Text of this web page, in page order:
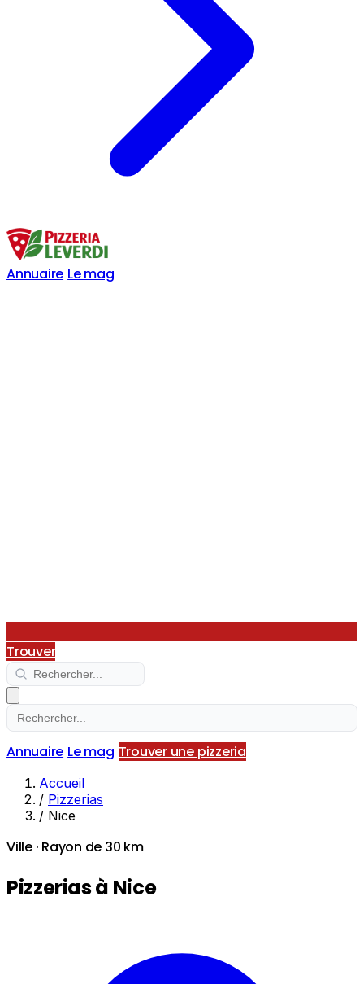
Annuaire Le mag
Trouver
Annuaire Le mag Trouver une pizzeria
Accueil
/ Pizzerias
/ Nice
Ville · Rayon de 30 km
Pizzerias à Nice